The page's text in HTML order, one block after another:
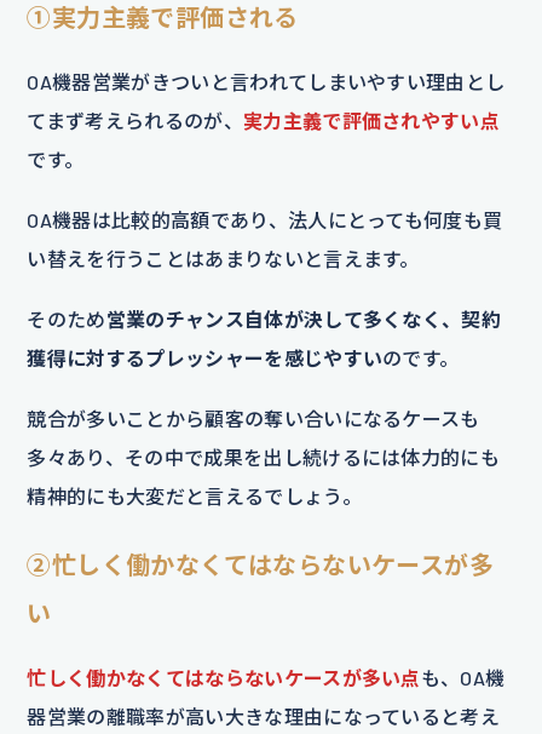
①実力主義で評価される
OA機器営業がきついと言われてしまいやすい理由とし
てまず考えられるのが、 実力主義で評価されやすい点
です。
OA機器は比較的高額であり、法人にとっても何度も買
い替えを行うことはあまりないと言えます。
そのため営業のチャンス自体が決して多くなく、契約
獲得に対するプレッシャーを感じやすいのです。
競合が多いことから顧客の奪い合いになるケースも
多々あり、その中で成果を出し続けるには体力的にも
精神的にも大変だと言えるでしょう。
②忙しく働かなくてはならないケースが多
い
忙しく働かなくてはならないケースが多い点 も、OA機
器営業の離職率が高い大きな理由になっていると考え